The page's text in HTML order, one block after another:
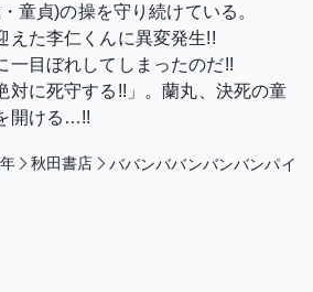
童貞)の操を守り続けている。
えた李仁くんに異変発生!!
一目ぼれしてしまったのだ!!
対に死守する!!」。蘭丸、決死の童
開ける…!!
秋田書店
ババンババンバンバンパイ